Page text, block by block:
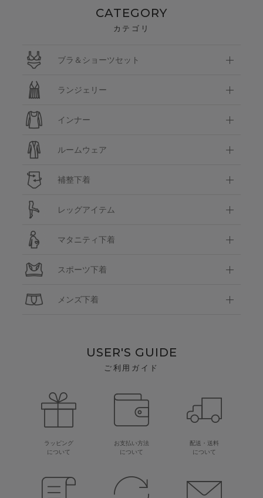
CATEGORY
カテゴリ
ブラ＆ショーツセット
ランジェリー
インナー
ルームウェア
補整下着
レッグアイテム
マタニティ下着
スポーツ下着
メンズ下着
USER'S GUIDE
ご利用ガイド
ラッピング
について
お支払い方法
について
配送・送料
について